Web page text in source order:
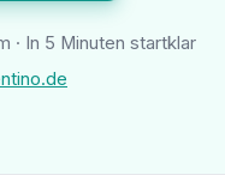
· In 5 Minuten startklar